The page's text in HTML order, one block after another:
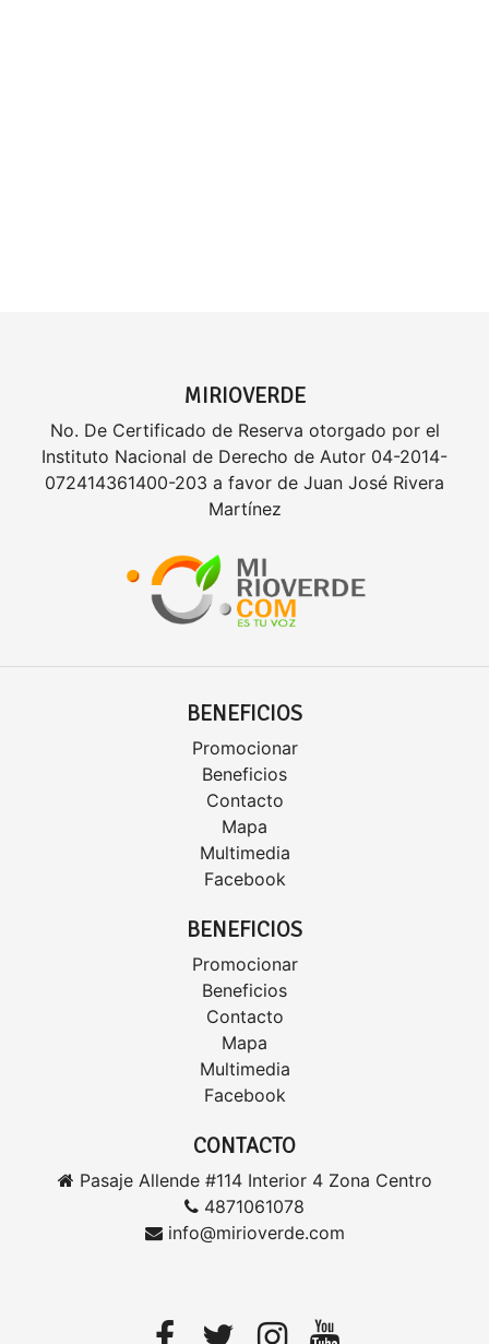
MIRIOVERDE
No. De Certificado de Reserva otorgado por el
Instituto Nacional de Derecho de Autor 04-2014-
072414361400-203 a favor de Juan José Rivera
Martínez
BENEFICIOS
Promocionar
Beneficios
Contacto
Mapa
Multimedia
Facebook
BENEFICIOS
Promocionar
Beneficios
Contacto
Mapa
Multimedia
Facebook
CONTACTO
Pasaje Allende #114 Interior 4 Zona Centro
4871061078
info@mirioverde.com